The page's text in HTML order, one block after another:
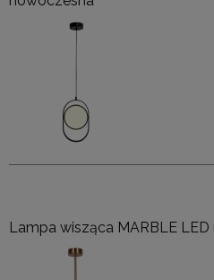
Lampa wisząca MARBLE